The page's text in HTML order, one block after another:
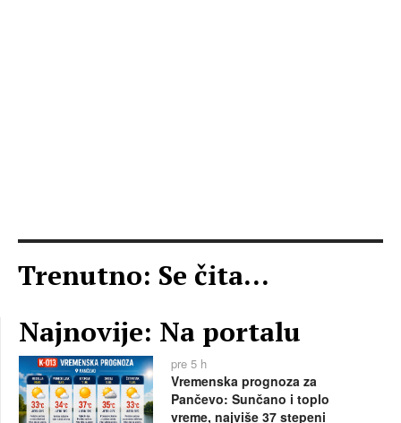
Trenutno: Se čita...
Najnovije: Na portalu
pre 5 h
Vremenska prognoza za
Pančevo: Sunčano i toplo
vreme, najviše 37 stepeni